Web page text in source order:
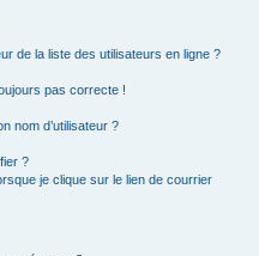
de la liste des utilisateurs en ligne ?
pas correcte !
nom d’utilisateur ?
?
je clique sur le lien de courrier